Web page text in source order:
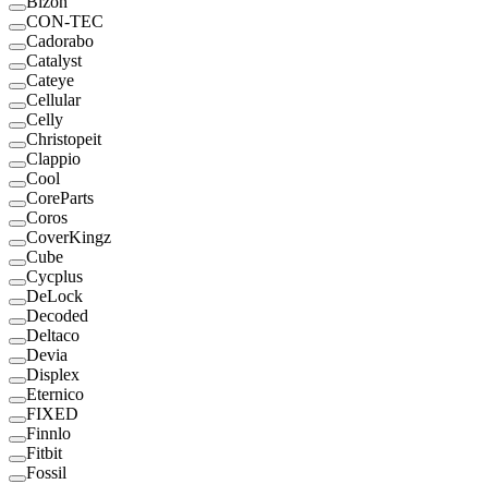
CON-TEC
Cadorabo
Catalyst
Cateye
Cellular
Celly
Christopeit
Clappio
Cool
CoreParts
Coros
CoverKingz
Cube
Cycplus
DeLock
Decoded
Deltaco
Devia
Displex
Eternico
FIXED
Finnlo
Fitbit
Fossil